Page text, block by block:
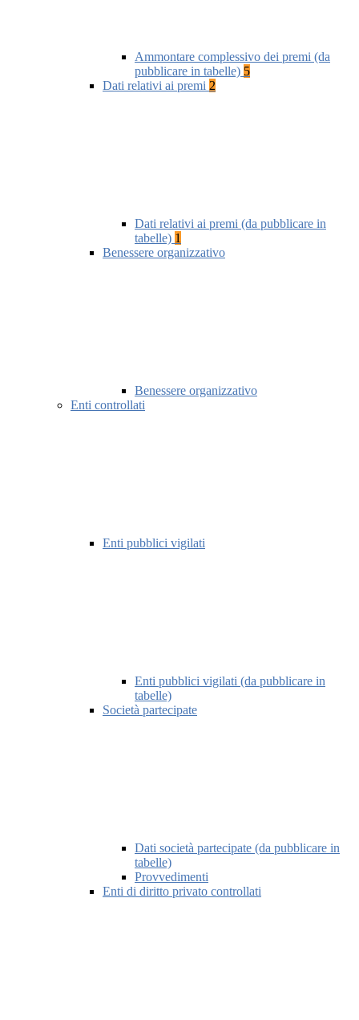
Ammontare complessivo dei premi (da
pubblicare in tabelle) 5
Dati relativi ai premi 2
Dati relativi ai premi (da pubblicare in
tabelle) 1
Benessere organizzativo
Benessere organizzativo
Enti controllati
Enti pubblici vigilati
Enti pubblici vigilati (da pubblicare in
tabelle)
Società partecipate
Dati società partecipate (da pubblicare in
tabelle)
Provvedimenti
Enti di diritto privato controllati